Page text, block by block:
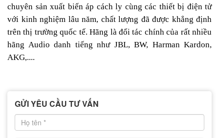
chuyên sản xuất biến áp cách ly cùng các thiết bị điện tử
với kinh nghiệm lâu năm, chất lượng đã được khẳng định
trên thị trường quốc tế. Hãng là đối tác chính của rất nhiều
hãng Audio danh tiếng như JBL, BW, Harman Kardon,
AKG,....
GỬI YÊU CẦU TƯ VẤN